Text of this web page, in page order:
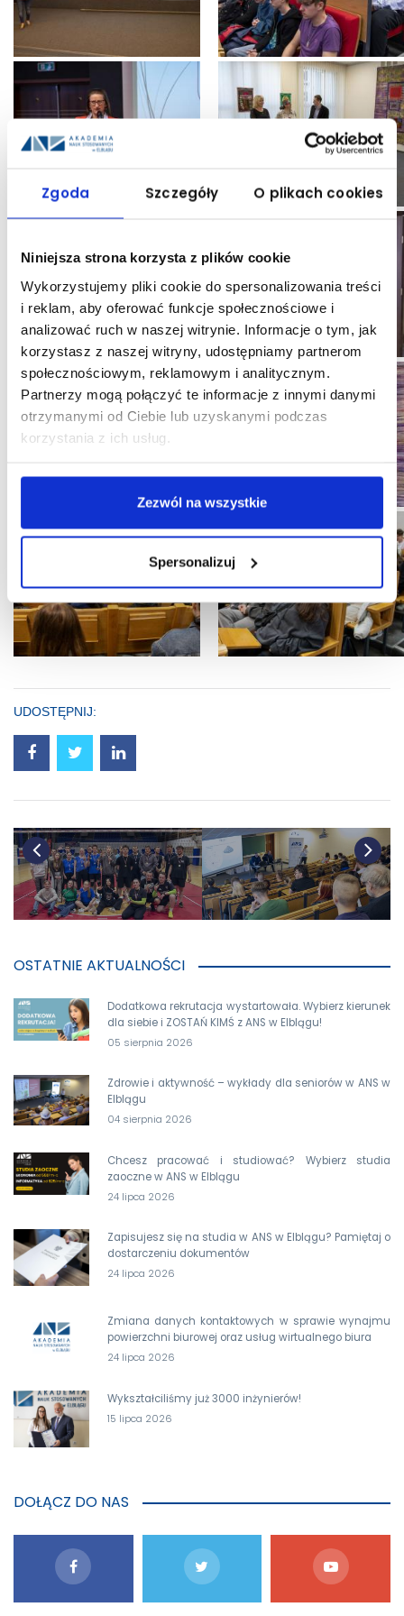
Zgoda Szczegóły O plikach cookies
Niniejsza strona korzysta z plików cookie
Wykorzystujemy pliki cookie do spersonalizowania treści
i reklam, aby oferować funkcje społecznościowe i
analizować ruch w naszej witrynie. Informacje o tym, jak
korzystasz z naszej witryny, udostępniamy partnerom
społecznościowym, reklamowym i analitycznym.
Partnerzy mogą połączyć te informacje z innymi danymi
otrzymanymi od Ciebie lub uzyskanymi podczas
korzystania z ich usług.
Zezwól na wszystkie
Spersonalizuj
UDOSTĘPNIJ:
OSTATNIE AKTUALNOŚCI
Dodatkowa rekrutacja wystartowała. Wybierz kierunek
dla siebie i ZOSTAŃ KIMŚ z ANS w Elblągu!
05 sierpnia 2026
Zdrowie i aktywność – wykłady dla seniorów w ANS w
Elblągu
04 sierpnia 2026
Chcesz pracować i studiować? Wybierz studia
zaoczne w ANS w Elblągu
24 lipca 2026
Zapisujesz się na studia w ANS w Elblągu? Pamiętaj o
dostarczeniu dokumentów
24 lipca 2026
Zmiana danych kontaktowych w sprawie wynajmu
powierzchni biurowej oraz usług wirtualnego biura
24 lipca 2026
Wykształciliśmy już 3000 inżynierów!
15 lipca 2026
DOŁĄCZ DO NAS